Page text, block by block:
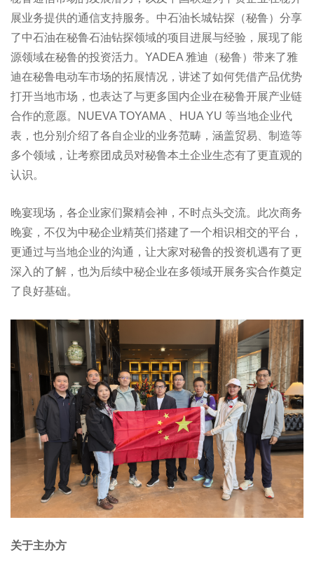
展业务提供的通信支持服务。中石油长城钻探（秘鲁）分享
了中石油在秘鲁石油钻探领域的项目进展与经验，展现了能
源领域在秘鲁的投资活力。YADEA 雅迪（秘鲁）带来了雅
迪在秘鲁电动车市场的拓展情况，讲述了如何凭借产品优势
打开当地市场，也表达了与更多国内企业在秘鲁开展产业链
合作的意愿。NUEVA TOYAMA 、HUA YU 等当地企业代
表，也分别介绍了各自企业的业务范畴，涵盖贸易、制造等
多个领域，让考察团成员对秘鲁本土企业生态有了更直观的
认识。
晚宴现场，各企业家们聚精会神，不时点头交流。此次商务
晚宴，不仅为中秘企业精英们搭建了一个相识相交的平台，
更通过与当地企业的沟通，让大家对秘鲁的投资机遇有了更
深入的了解，也为后续中秘企业在多领域开展务实合作奠定
了良好基础。
关于主办方